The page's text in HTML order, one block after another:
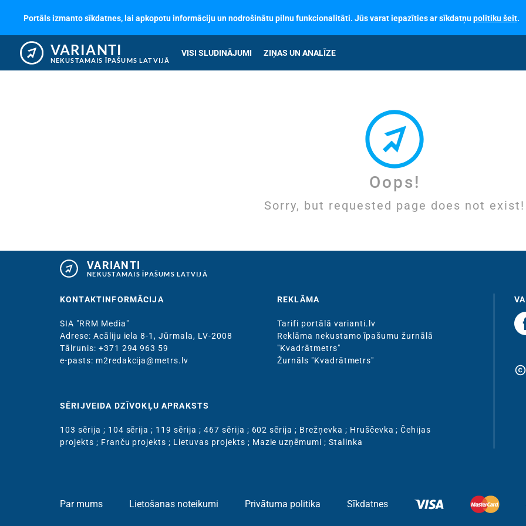
Portāls izmanto sīkdatnes, lai apkopotu informāciju un nodrošinātu pilnu funkcionalitāti. Jūs varat iepazīties ar sīkdatņupolitiku šeit.
VARIANTI
NEKUSTAMAIS ĪPAŠUMS LATVIJĀ
VISI SLUDINĀJUMI ZIŅAS UN ANALĪZE
Oops!
Sorry, but requested page does not exist!
VARIANTI
NEKUSTAMAIS ĪPAŠUMS LATVIJĀ
KONTAKTINFORMĀCIJA
SIA "RRM Media"
Adrese: Acāliju iela 8-1, Jūrmala, LV-2008
Тālrunis: +371 294 963 59
e-pasts: m2redakcija@metrs.lv
REKLĀMA
Tarifi portālā varianti.lv
Reklāma nekustamo īpašumu žurnālā
"Kvadrātmetrs"
Žurnāls "Kvadrātmetrs"
SĒRIJVEIDA DZĪVOKĻU APRAKSTS
103 sērija ; 104 sērija ; 119 sērija ; 467 sērija ; 602 sērija ; Brežņevka ; Hruščevka ;Čehijas
projekts ; Franču projekts ; Lietuvas projekts ; Mazie uzņēmumi ;Stalinka
copyright
Par mums Lietošanas noteikumi Privātuma politika Sīkdatnes